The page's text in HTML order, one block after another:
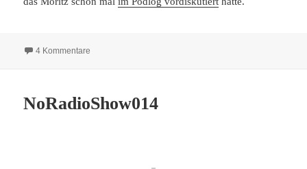
4 Kommentare
NoRadioShow014